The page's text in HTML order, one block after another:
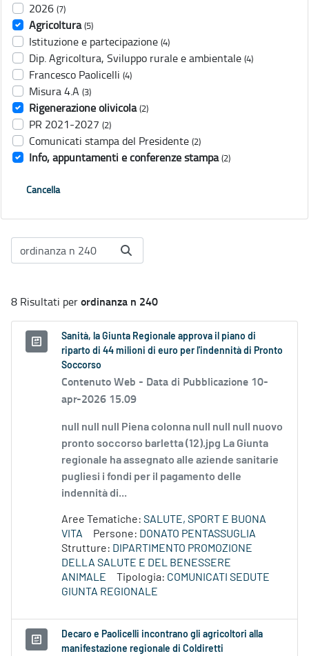
2026 (7)
Agricoltura (5)
Istituzione e partecipazione (4)
Dip. Agricoltura, Sviluppo rurale e ambientale (4)
Francesco Paolicelli (4)
Misura 4.A (3)
Rigenerazione olivicola (2)
PR 2021-2027 (2)
Comunicati stampa del Presidente (2)
Info, appuntamenti e conferenze stampa (2)
Cancella
8 Risultati perordinanza n 240
Sanità, la Giunta Regionale approva il piano di
riparto di 44 milioni di euro per l'indennità di Pronto
Soccorso
Contenuto Web - Data di Pubblicazione 10-
apr-2026 15.09
null null null Piena colonna null null null nuovo
pronto soccorso barletta (12).jpg La Giunta
regionale ha assegnato alle aziende sanitarie
pugliesi i fondi per il pagamento delle
indennità di...
Aree Tematiche: SALUTE, SPORT E BUONA
VITA
Persone: DONATO PENTASSUGLIA
Strutture: DIPARTIMENTO PROMOZIONE
DELLA SALUTE E DEL BENESSERE
ANIMALE
Tipologia: COMUNICATI SEDUTE
GIUNTA REGIONALE
Decaro e Paolicelli incontrano gli agricoltori alla
manifestazione regionale di Coldiretti